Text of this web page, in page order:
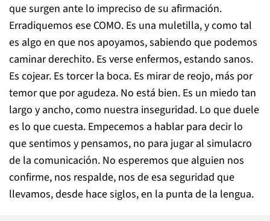
que surgen ante lo impreciso de su afirmación.
Erradiquemos ese COMO. Es una muletilla, y como tal
es algo en que nos apoyamos, sabiendo que podemos
caminar derechito. Es verse enfermos, estando sanos.
Es cojear. Es torcer la boca. Es mirar de reojo, más por
temor que por agudeza. No está bien. Es un miedo tan
largo y ancho, como nuestra inseguridad. Lo que duele
es lo que cuesta. Empecemos a hablar para decir lo
que sentimos y pensamos, no para jugar al simulacro
de la comunicación. No esperemos que alguien nos
confirme, nos respalde, nos de esa seguridad que
llevamos, desde hace siglos, en la punta de la lengua.